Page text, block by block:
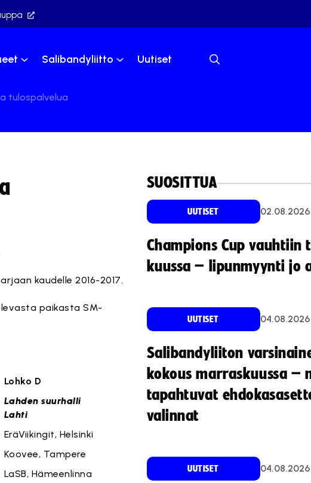
Salibandyliitto Uutiset
tulospalvelua
kaudelle 2016-2017.
paikasta SM-
Lohko D
Lahden suurhalli
Lahti
EräViikingit, Helsinki
Koovee, Tampere
LaSB, Hämeenlinna
SUOSITTUA
UUTISET 02.08.2026
Champions Cup vauhtiin
kuussa – lipunmyynti jo
UUTISET 04.08.2026
Salibandyliiton
kokous marraskuussa –
tapahtuvat
valinnat
UUTISET 04.08.2026